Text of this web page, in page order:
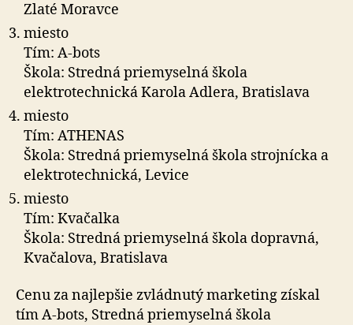
Zlaté Moravce
miesto
Tím: A-bots
Škola: Stredná priemyselná škola
elektrotechnická Karola Adlera, Bratislava
miesto
Tím: ATHENAS
Škola: Stredná priemyselná škola strojnícka a
elektrotechnická, Levice
miesto
Tím: Kvačalka
Škola: Stredná priemyselná škola dopravná,
Kvačalova, Bratislava
Cenu za najlepšie zvládnutý marketing získal
tím A-bots, Stredná priemyselná škola